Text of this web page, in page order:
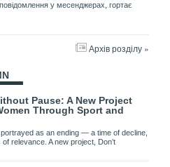
у месенджерах, гортає
Архів розділу »
Pause: A New Project
Through Sport and
as an ending — a time of decline,
relevance. A new project, Don’t